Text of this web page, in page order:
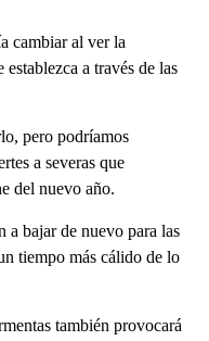
cambiar al ver la
a través de las
pero podríamos
a severas que
del nuevo año.
a bajar de nuevo para las
tiempo más cálido de lo
también provocará